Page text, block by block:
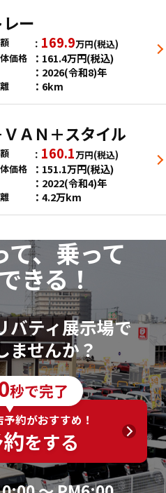
ー
169.9万円(税込)
価格
161.4万円(税込)
2026(令和8)年
6km
ＶＡＮ＋スタイル
160.1万円(税込)
価格
151.1万円(税込)
2022(令和4)年
4.2万km
て、乗って
きる！
バティ展示場で
ませんか？
秒で完了
約がおすすめ！
をする